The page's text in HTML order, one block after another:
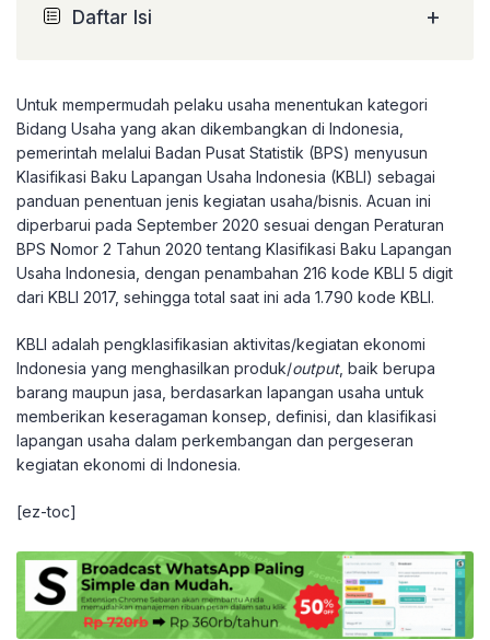
Daftar Isi +
Untuk mempermudah pelaku usaha menentukan kategori
Bidang Usaha yang akan dikembangkan di Indonesia,
pemerintah melalui Badan Pusat Statistik (BPS) menyusun
Klasifikasi Baku Lapangan Usaha Indonesia (KBLI) sebagai
panduan penentuan jenis kegiatan usaha/bisnis. Acuan ini
diperbarui pada September 2020 sesuai dengan Peraturan
BPS Nomor 2 Tahun 2020 tentang Klasifikasi Baku Lapangan
Usaha Indonesia, dengan penambahan 216 kode KBLI 5 digit
dari KBLI 2017, sehingga total saat ini ada 1.790 kode KBLI.
KBLI adalah pengklasifikasian aktivitas/kegiatan ekonomi
Indonesia yang menghasilkan produk/output, baik berupa
barang maupun jasa, berdasarkan lapangan usaha untuk
memberikan keseragaman konsep, definisi, dan klasifikasi
lapangan usaha dalam perkembangan dan pergeseran
kegiatan ekonomi di Indonesia.
[ez-toc]